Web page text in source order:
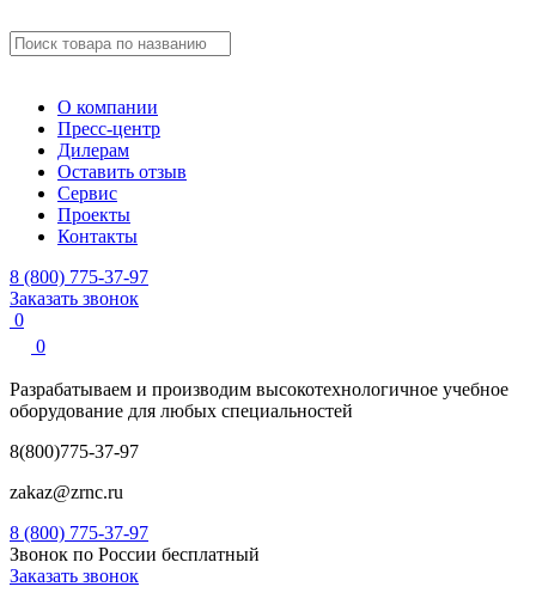
О компании
Пресс-центр
Дилерам
Оставить отзыв
Сервис
Проекты
Контакты
8 (800) 775-37-97
Заказать звонок
0
0
Разрабатываем и производим высокотехнологичное учебное
оборудование для любых специальностей
8(800)775-37-97
zakaz@zrnc.ru
8 (800) 775-37-97
Звонок по России бесплатный
Заказать звонок